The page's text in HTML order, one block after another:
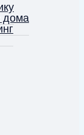
дома